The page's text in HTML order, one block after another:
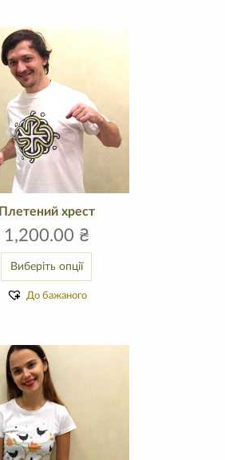
Плетений хрест
1,200.00 ₴
Виберіть опції
До бажаного